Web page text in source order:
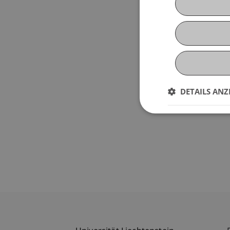
DETAILS